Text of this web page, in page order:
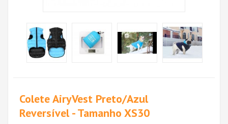
Colete AiryVest Preto/Azul
Reversível - Tamanho XS30